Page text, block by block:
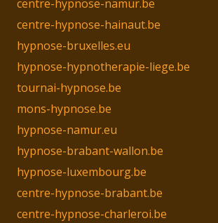
centre-hypnose-namur.be
centre-hypnose-hainaut.be
hypnose-bruxelles.eu
hypnose-hypnotherapie-liege.be
tournai-hypnose.be
mons-hypnose.be
hypnose-namur.eu
hypnose-brabant-wallon.be
hypnose-luxembourg.be
centre-hypnose-brabant.be
centre-hypnose-charleroi.be